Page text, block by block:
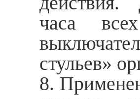
часа
стульев»
8.